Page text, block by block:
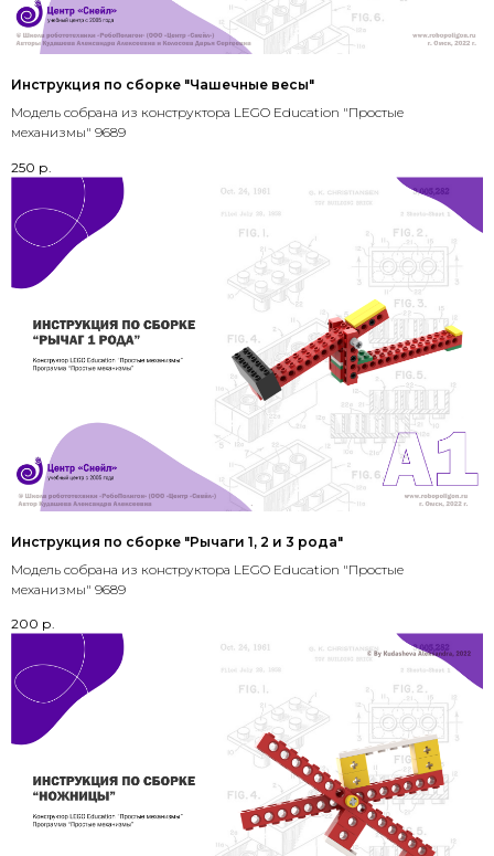
Инструкция по сборке "Чашечные весы"
Модель собрана из конструктора LEGO Education "Простые
механизмы" 9689
250 р.
Инструкция по сборке "Рычаги 1, 2 и 3 рода"
Модель собрана из конструктора LEGO Education "Простые
механизмы" 9689
200 р.